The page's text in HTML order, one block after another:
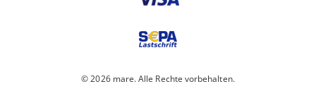
© 2026 mare. Alle Rechte vorbehalten.